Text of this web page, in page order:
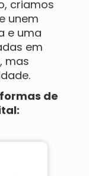
criamos
unem
e uma
em
mas
de